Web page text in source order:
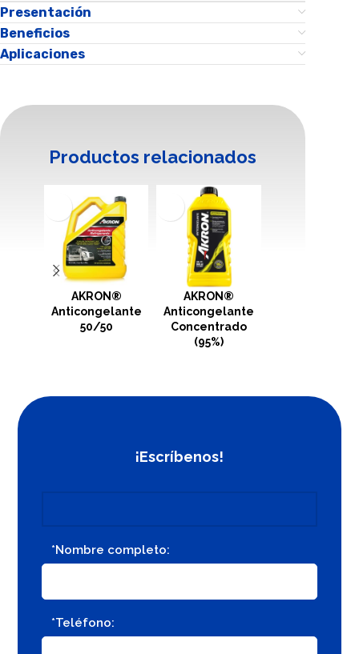
Presentación
Beneficios
Aplicaciones
Productos relacionados
AKRON®
Anticongelante
50/50
AKRON®
Anticongelante
Concentrado
(95%)
¡Escríbenos!
*Nombre completo:
*Teléfono: